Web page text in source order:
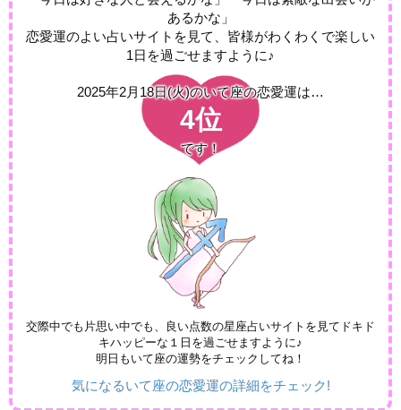
あるかな」
恋愛運のよい占いサイトを見て、皆様がわくわくで楽しい
1日を過ごせますように♪
2025年2月18日(火)のいて座の恋愛運は…
4位
です！
交際中でも片思い中でも、良い点数の星座占いサイトを見てドキド
キハッピーな１日を過ごせますように♪
明日もいて座の運勢をチェックしてね！
気になるいて座の恋愛運の詳細をチェック!